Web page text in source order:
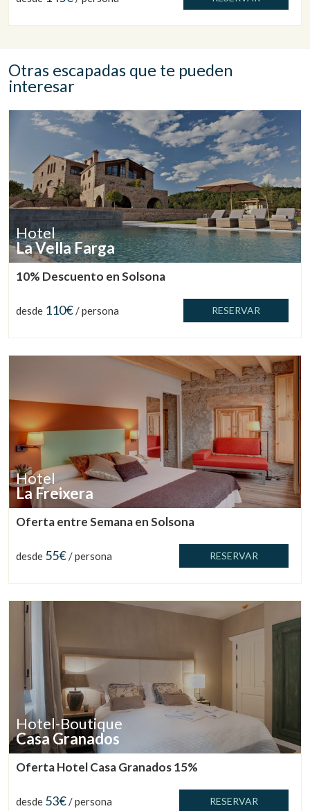
Gestionar mi reserva
Verificar localizador
Otras escapadas que te pueden
interesar
Hotel
La Vella Farga
10% Descuento en Solsona
desde 110€/ persona RESERVAR
Hotel
La Freixera
Oferta entre Semana en Solsona
desde 55€/ persona RESERVAR
Hotel-Boutique
Casa Granados
Oferta Hotel Casa Granados 15%
desde 53€/ persona RESERVAR